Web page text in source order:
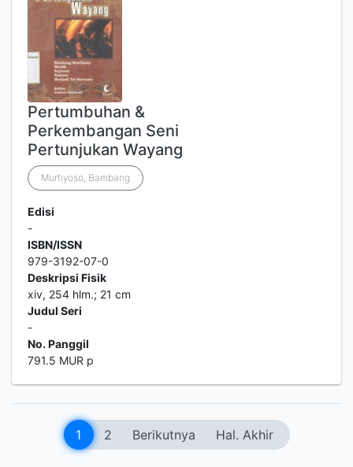
Pertumbuhan &
Perkembangan Seni
Pertunjukan Wayang
Murtiyoso, Bambang
Edisi
-
ISBN/ISSN
979-3192-07-0
Deskripsi Fisik
xiv, 254 hlm.; 21 cm
Judul Seri
-
No. Panggil
791.5 MUR p
1 2 Berikutnya Hal. Akhir